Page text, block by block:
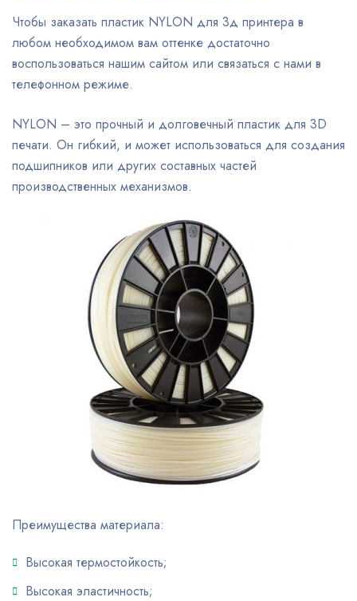
Чтобы заказать пластик NYLON для 3д принтера в
любом необходимом вам оттенке достаточно
воспользоваться нашим сайтом или связаться с нами в
телефонном режиме.
NYLON – это прочный и долговечный пластик для 3D
печати. Он гибкий, и может использоваться для создания
подшипников или других составных частей
производственных механизмов.
Преимущества материала:
Высокая термостойкость;
Высокая эластичность;